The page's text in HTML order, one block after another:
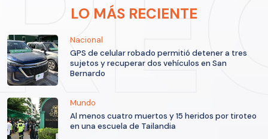
LO MÁS RECIENTE
Nacional
GPS de celular robado permitió detener a tres
sujetos y recuperar dos vehículos en San
Bernardo
Mundo
Al menos cuatro muertos y 15 heridos por tiroteo
en una escuela de Tailandia